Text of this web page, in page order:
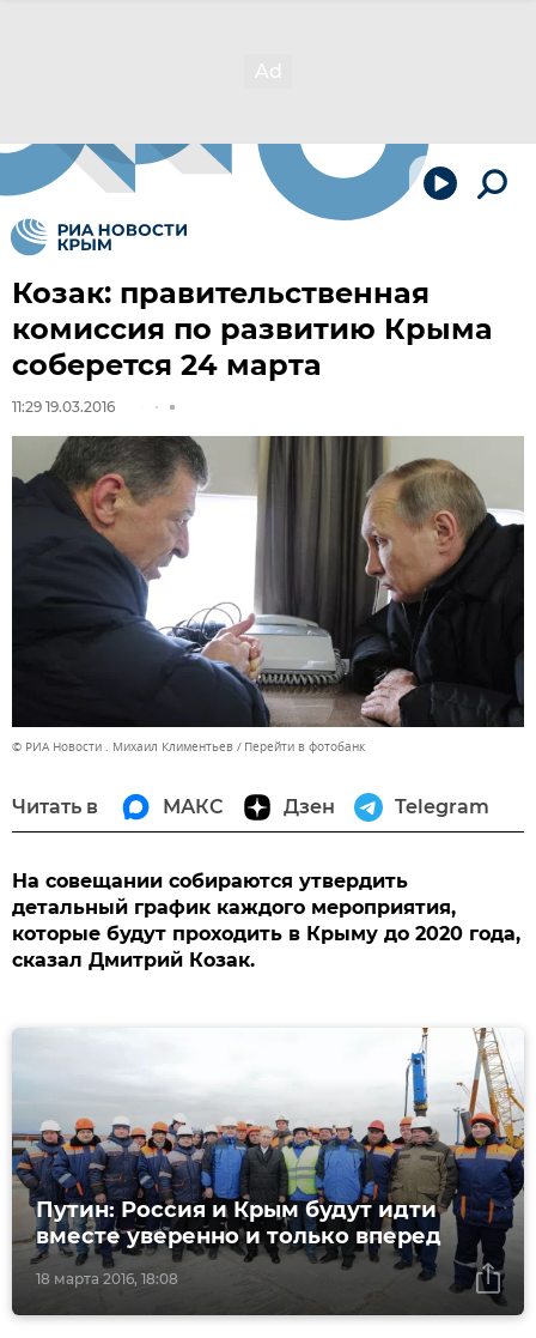
Козак: правительственная
комиссия по развитию Крыма
соберется 24 марта
11:29 19.03.2016
© РИА Новости . Михаил Климентьев Перейти в фотобанк
Читать в МАКС Дзен Telegram
На совещании собираются утвердить
детальный график каждого мероприятия,
которые будут проходить в Крыму до 2020 года,
сказал Дмитрий Козак.
18 марта 2016, 18:08
Путин: Россия и Крым будут идти
вместе уверенно и только вперед